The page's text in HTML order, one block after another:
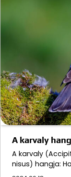
A karvaly
A karvaly
nisus) hangja: